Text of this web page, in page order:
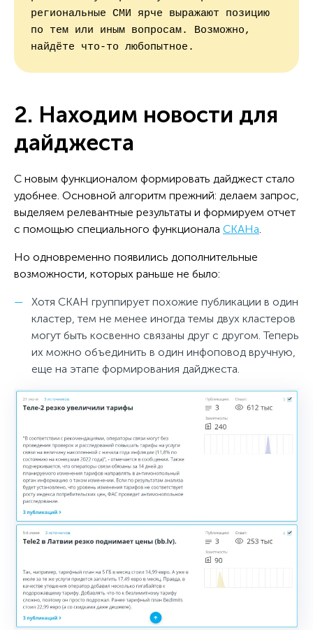
региональные СМИ ярче выражают позицию
по тем или иным вопросам. Возможно,
найдёте что-то любопытное.
2. Находим новости для
дайджеста
С новым функционалом формировать дайджест стало
удобнее. Основной алгоритм прежний: делаем запрос,
выделяем релевантные результаты и формируем отчет
с помощью специального функционала СКАНа
Но одновременно появились дополнительные
возможности, которых раньше не было:
Хотя СКАН группирует похожие публикации в один
кластер, тем не менее иногда темы двух кластеров
могут быть косвенно связаны друг с другом. Теперь
их можно объединить в один инфоповод вручную,
еще на этапе формирования дайджеста.